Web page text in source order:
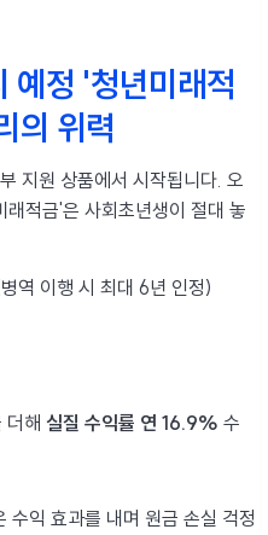
예정 '청년미래적
의 위력
지원 상품에서 시작됩니다. 오
적금'은 사회초년생이 절대 놓
역 이행 시 최대 6년 인정)
더해 실질 수익률 연 16.9% 수
익 효과를 내며 원금 손실 걱정